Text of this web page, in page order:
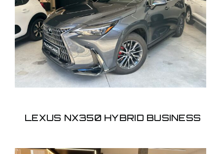
LEXUS NX350 HYBRID
BUSINESS
LEXUS NX350 HYBRID BUSINESS